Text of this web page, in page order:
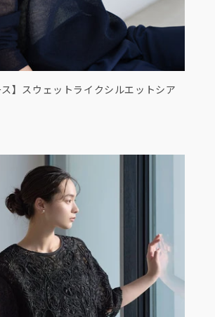
ス】スウェットライクシルエットシア